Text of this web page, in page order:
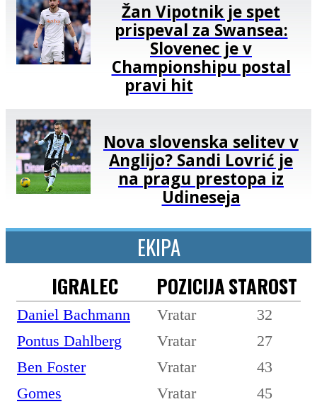
Žan Vipotnik je spet
prispeval za Swansea:
Slovenec je v
Championshipu postal
pravi hit
Nova slovenska selitev v
Anglijo? Sandi Lovrić je
na pragu prestopa iz
Udineseja
EKIPA
IGRALEC POZICIJASTAROST
Daniel Bachmann Vratar
32
Pontus Dahlberg
Vratar
27
Ben Foster
Vratar
43
Gomes
Vratar
45